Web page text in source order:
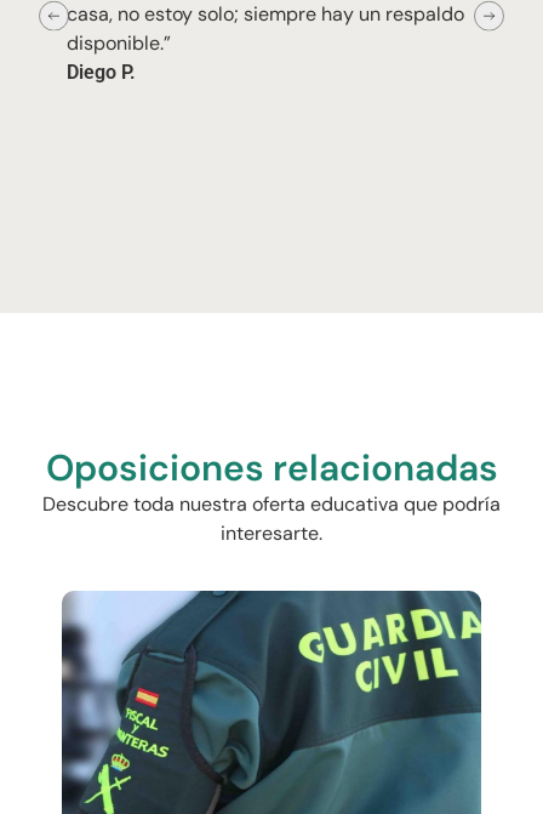
casa, no estoy solo; siempre hay un respaldo
disponible.”
Diego P.
Oposiciones relacionadas
Descubre toda nuestra oferta educativa que podría
interesarte.